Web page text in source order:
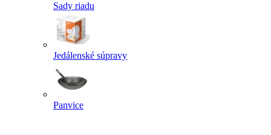
Sady riadu
Jedálenské súpravy
Panvice